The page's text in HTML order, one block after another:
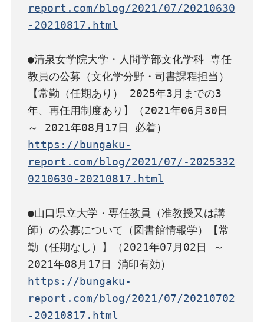
report.com/blog/2021/07/20210630
-20210817.html
●清泉女学院大学・人間学部文化学科 専任
教員の公募（文化学分野・司書課程担当）
【常勤（任期あり） 2025年3月までの3
年、再任用制度あり】（2021年06月30日
https://bungaku-
report.com/blog/2021/07/-2025332
0210630-20210817.html
●山口県立大学・専任教員（准教授又は講
師）の公募について（図書館情報学）【常
勤（任期なし）】（2021年07月02日 ～
https://bungaku-
report.com/blog/2021/07/20210702
-20210817.html